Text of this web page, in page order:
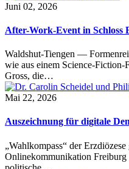
Juni 02, 2026
After-Work-Event in
Waldshut-Tiengen —
wie aus einem Science-
Gross, die…
Mai 22, 2026
Auszeichnung für digitale
„Wahlkompass“ der
Onlinekommunikation